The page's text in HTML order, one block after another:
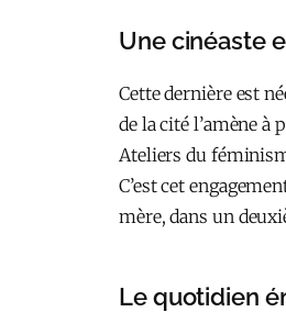
Une cinéaste
Cette dernière est
de la cité l’amène à
Ateliers du
C’est cet
mère, dans un
Le quotidien